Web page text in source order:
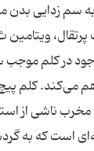
سم زدایی بدن
موجود در
می‌کند. کلم
ناشی از
است که به